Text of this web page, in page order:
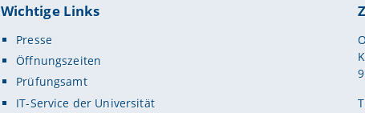
Wichtige Links
Presse
Öffnungszeiten
Prüfungsamt
IT-Service der Universität